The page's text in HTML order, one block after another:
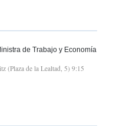
de Trabajo y Economía
(Plaza de la Lealtad, 5) 9:15